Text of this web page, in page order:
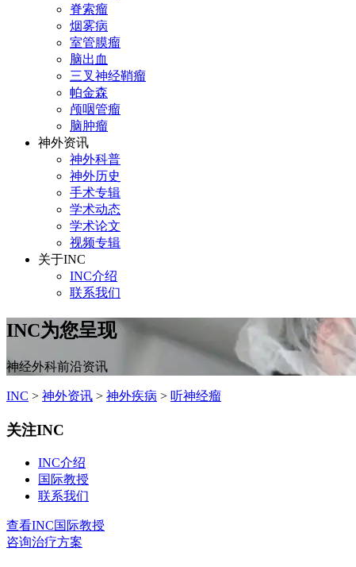
脊索瘤
烟雾病
室管膜瘤
脑出血
三叉神经鞘瘤
帕金森
颅咽管瘤
脑肿瘤
神外资讯
神外科普
神外历史
手术专辑
学术动态
学术论文
视频专辑
关于INC
INC介绍
联系我们
INC为您呈现
神经外科前沿资讯
INC > 神外资讯 > 神外疾病 > 听神经瘤
关注INC
INC介绍
国际教授
联系我们
查看INC国际教授
咨询治疗方案